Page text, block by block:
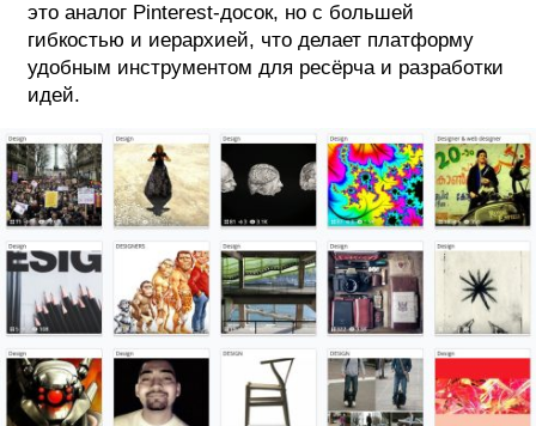
это аналог Pinterest-досок, но с большей
гибкостью и иерархией, что делает платформу
удобным инструментом для ресёрча и разработки
идей.